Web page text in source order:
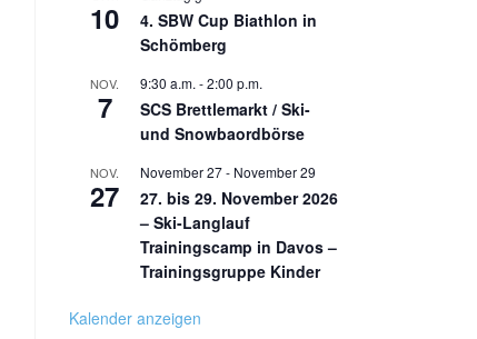
10
4. SBW Cup Biathlon in
Schömberg
NOV.
7
9:30 a.m. -2:00 p.m.
SCS Brettlemarkt / Ski-
und Snowbaordbörse
NOV.
27
November 27- November 29
27. bis 29. November 2026
– Ski-Langlauf
Trainingscamp in Davos –
Trainingsgruppe Kinder
Kalender anzeigen